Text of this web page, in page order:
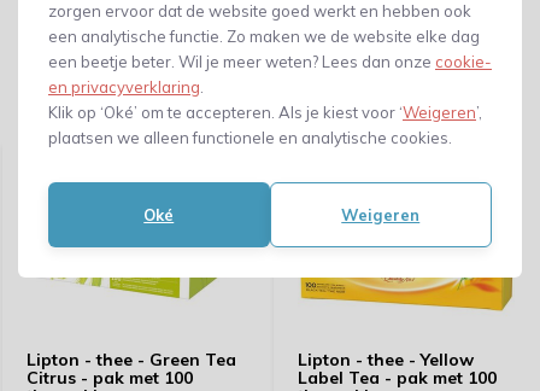
zorgen ervoor dat de website goed werkt en hebben ook
een analytische functie. Zo maken we de website elke dag
een beetje beter. Wil je meer weten? Lees dan onze cookie-
en privacyverklaring
Klik op ‘Oké’ om te accepteren. Als je kiest voor ‘Weigeren’,
plaatsen we alleen functionele en analytische cookies.
Oké Weigeren
Gerelateerde producten
Lipton - thee - Green Tea
Citrus - pak met 100
Lipton - thee - Yellow
Label Tea - pak met 100